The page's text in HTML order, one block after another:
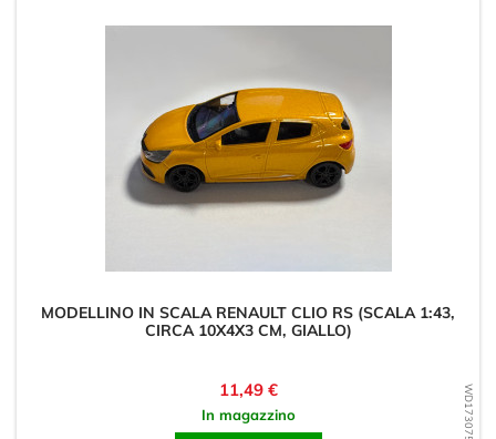
MODELLINO IN SCALA RENAULT CLIO RS (SCALA 1:43,
CIRCA 10X4X3 CM, GIALLO)
Prezzo
11,49 €
In magazzino